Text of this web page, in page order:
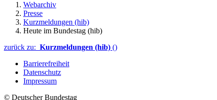
Webarchiv
Presse
Kurzmeldungen (hib)
Heute im Bundestag (hib)
zurück zu: Kurzmeldungen (hib) ()
Barrierefreiheit
Datenschutz
Impressum
© Deutscher Bundestag